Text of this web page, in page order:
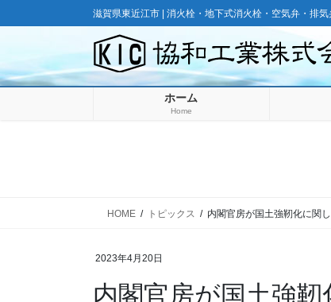
ン
ツ
ビ
シ
滋賀県東近江市 | 消火栓・地下式消火栓・空気弁・排
ホーム
Home
HOME トピックス 内閣官房が国土強靭化に関
2023年4月20日
内閣官房が国土強